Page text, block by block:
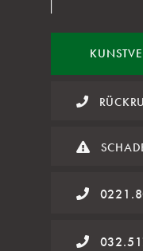
KUNST